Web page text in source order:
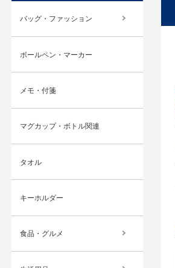
バッグ・ファッション
ボールペン・マーカー
メモ・付箋
マグカップ・ボトル関連
タオル
キーホルダー
食品・グルメ